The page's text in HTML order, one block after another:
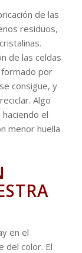
de las
residuos,
de las celdas
por
consigue, y
Algo
el
menor huella
en el
del color. El